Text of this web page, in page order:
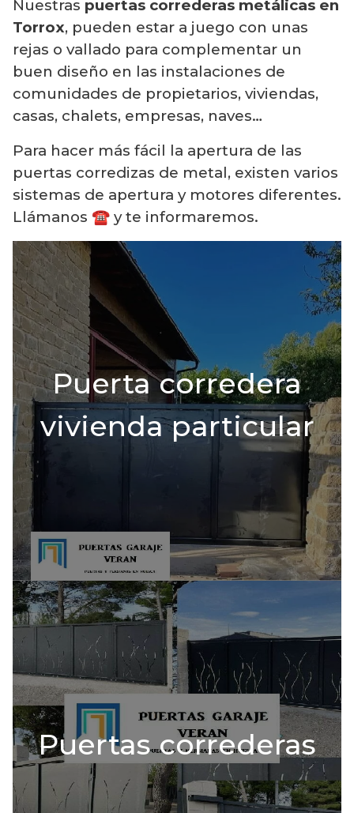
Nuestras puertas correderas metálicas en
Torrox, pueden estar a juego con unas
rejas o vallado para complementar un
buen diseño en las instalaciones de
comunidades de propietarios, viviendas,
casas, chalets, empresas, naves…
Para hacer más fácil la apertura de las
puertas corredizas de metal, existen varios
sistemas de apertura y motores diferentes.
Llámanos ☎️ y te informaremos.
Puerta corredera
vivienda particular
Puertas correderas